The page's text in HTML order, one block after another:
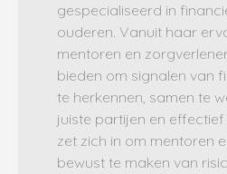
gespecialiseerd in
ouderen. Vanuit haar
mentoren en
bieden om signalen van
te herkennen, samen te
juiste partijen en effectief
zet zich in om mentoren
bewust te maken van